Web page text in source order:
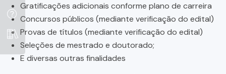
Gratificações adicionais conforme plano de carreira
Concursos públicos (mediante verificação do edital)
Provas de títulos (mediante verificação do edital)
Seleções de mestrado e doutorado;
E diversas outras finalidades